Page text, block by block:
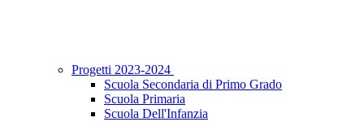
Progetti 2023-2024
Scuola Secondaria di Primo Grado
Scuola Primaria
Scuola Dell'Infanzia